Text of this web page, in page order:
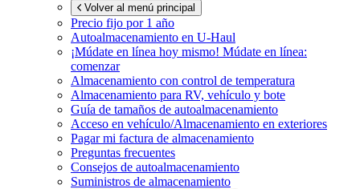
Volver al menú principal
Precio fijo por 1 año
Autoalmacenamiento en U-Haul
¡Múdate en línea hoy mismo! Múdate en línea:
comenzar
Almacenamiento con control de temperatura
Almacenamiento para RV, vehículo y bote
Guía de tamaños de autoalmacenamiento
Acceso en vehículo/Almacenamiento en exteriores
Pagar mi factura de almacenamiento
Preguntas frecuentes
Consejos de autoalmacenamiento
Suministros de almacenamiento